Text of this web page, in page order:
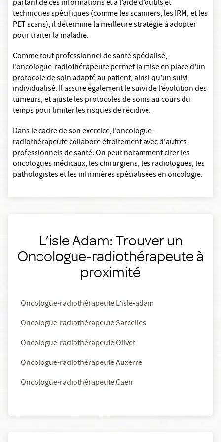
partant de ces informations et à l’aide d’outils et
techniques spécifiques (comme les scanners, les IRM, et les
PET scans), il détermine la meilleure stratégie à adopter
pour traiter la maladie.
Comme tout professionnel de santé spécialisé,
l’oncologue-radiothérapeute permet la mise en place d’un
protocole de soin adapté au patient, ainsi qu’un suivi
individualisé. Il assure également le suivi de l’évolution des
tumeurs, et ajuste les protocoles de soins au cours du
temps pour limiter les risques de récidive.
Dans le cadre de son exercice, l’oncologue-
radiothérapeute collabore étroitement avec d'autres
professionnels de santé. On peut notamment citer les
oncologues médicaux, les chirurgiens, les radiologues, les
pathologistes et les infirmières spécialisées en oncologie.
L’isle Adam: Trouver un
Oncologue-radiothérapeute à
proximité
Oncologue-radiothérapeute L’isle-adam
Oncologue-radiothérapeute Sarcelles
Oncologue-radiothérapeute Olivet
Oncologue-radiothérapeute Auxerre
Oncologue-radiothérapeute Caen